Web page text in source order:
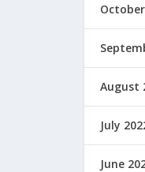
August
July
June